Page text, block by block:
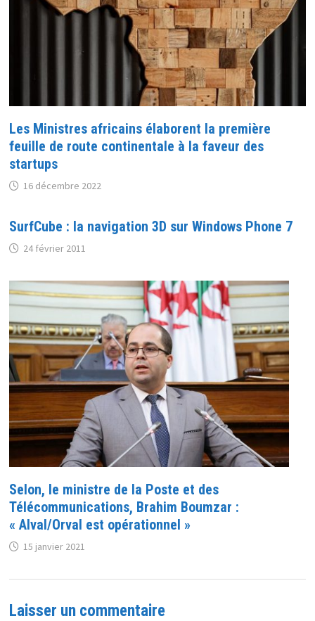
Les Ministres africains élaborent la première
feuille de route continentale à la faveur des
startups
16 décembre 2022
SurfCube : la navigation 3D sur Windows Phone 7
24 février 2011
Selon, le ministre de la Poste et des
Télécommunications, Brahim Boumzar :
« Alval/Orval est opérationnel »
15 janvier 2021
Laisser un commentaire